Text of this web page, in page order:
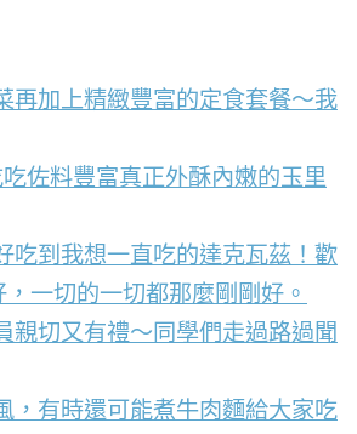
再加上精緻豐富的定食套餐～我
佐料豐富真正外酥內嫩的玉里
吃到我想一直吃的達克瓦茲！歡
一切的一切都那麼剛剛好。
親切又有禮～同學們走過路過聞
，有時還可能煮牛肉麵給大家吃